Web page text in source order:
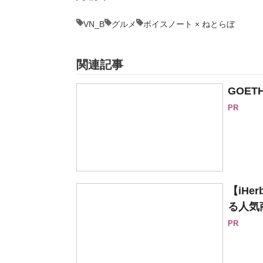
VN_B グルメ ボイスノート × ねとらぼ
関連記事
PR
【
る人気
PR